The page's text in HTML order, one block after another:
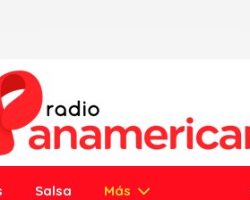
Salsa Más